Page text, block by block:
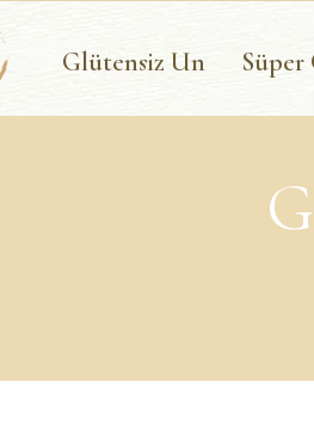
Glütensiz Un Süper